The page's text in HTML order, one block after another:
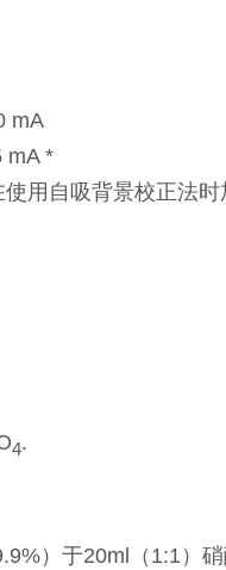
mA
mA *
用自吸背景校正法时
4.
）于20ml（1:1）硝